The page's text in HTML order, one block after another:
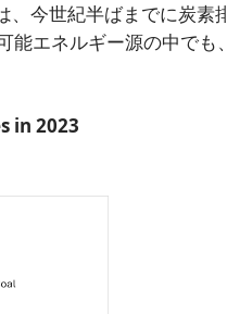
、今世紀半ばまでに炭素
能エネルギー源の中でも
in 2023